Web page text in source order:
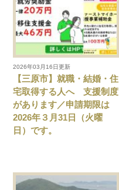
2026年03月16日更新
【三原市】就職・結婚・住
宅取得する人へ 支援制度
があります／申請期限は
2026年３月31日（火曜
日）です。